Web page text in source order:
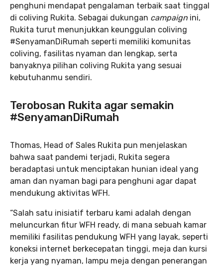
penghuni mendapat pengalaman terbaik saat tinggal
di coliving Rukita. Sebagai dukungan campaign ini,
Rukita turut menunjukkan keunggulan coliving
#SenyamanDiRumah seperti memiliki komunitas
coliving, fasilitas nyaman dan lengkap, serta
banyaknya pilihan coliving Rukita yang sesuai
kebutuhanmu sendiri.
Terobosan Rukita agar semakin
#SenyamanDiRumah
Thomas, Head of Sales Rukita pun menjelaskan
bahwa saat pandemi terjadi, Rukita segera
beradaptasi untuk menciptakan hunian ideal yang
aman dan nyaman bagi para penghuni agar dapat
mendukung aktivitas WFH.
“Salah satu inisiatif terbaru kami adalah dengan
meluncurkan fitur WFH ready, di mana sebuah kamar
memiliki fasilitas pendukung WFH yang layak, seperti
koneksi internet berkecepatan tinggi, meja dan kursi
kerja yang nyaman, lampu meja dengan penerangan